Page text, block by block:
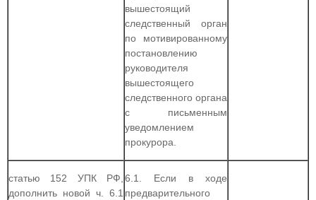
вышестоящий
следственный орган
по мотивированному
постановлению
руководителя
вышестоящего
следственного органа
с письменным
уведомлением
прокурора.
статью 152 УПК РФ,
дополнить новой ч. 6.1
6.1. Если в ходе
предварительного